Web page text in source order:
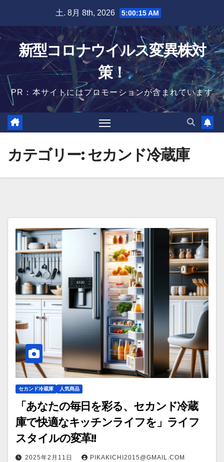
content
土. 8月 8th, 2026 5:00:16 AM
新型コロナウイルス変異株対
策！
PR：本サイトにはプロモーションが含まれています
カテゴリー:セカンド冷蔵庫
セカンド冷蔵庫 人気商品
「あなたの毎日を彩る、セカンド冷蔵
庫で快適なキッチンライフを」ライフ
スタイルの変革!!
2025年2月11日 PIKAKICHI2015@GMAIL.COM